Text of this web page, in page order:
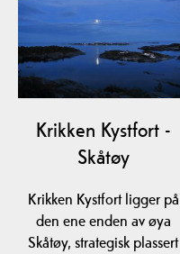
Krikken Kystfort -
Skåtøy
Krikken Kystfort ligger på
den ene enden av øya
Skåtøy, strategisk plassert